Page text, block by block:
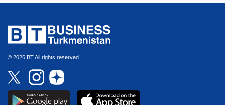
© 2026 BT All rights reserved.